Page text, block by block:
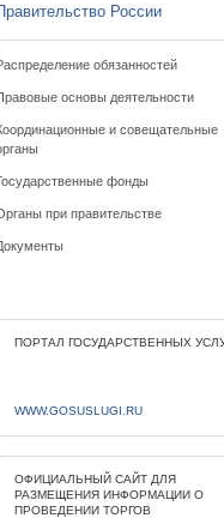
России
обязанностей
основы деятельности
и совещательные
фонды
при правительстве
ПОРТАЛ ГОСУДАРСТВЕННЫХ
WWW.GOSUSLUGI.RU
ОФИЦИАЛЬНЫЙ САЙТ ДЛЯ
РАЗМЕЩЕНИЯ ИНФОРМАЦИИ О
ПРОВЕДЕНИИ ТОРГОВ